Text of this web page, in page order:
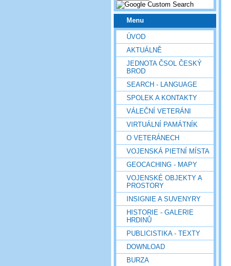
Menu
ÚVOD
AKTUÁLNĚ
JEDNOTA ČSOL ČESKÝ
BROD
SEARCH - LANGUAGE
SPOLEK A KONTAKTY
VÁLEČNÍ VETERÁNI
VIRTUÁLNÍ PAMÁTNÍK
O VETERÁNECH
VOJENSKÁ PIETNÍ MÍSTA
GEOCACHING - MAPY
VOJENSKÉ OBJEKTY A
PROSTORY
INSIGNIE A SUVENYRY
HISTORIE - GALERIE
HRDINŮ
PUBLICISTIKA - TEXTY
DOWNLOAD
BURZA